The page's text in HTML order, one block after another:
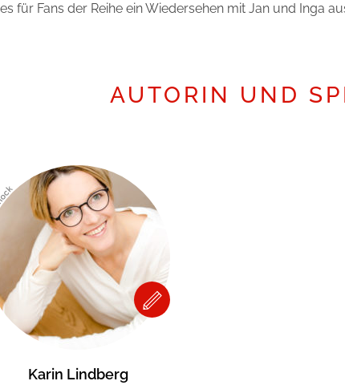
für Fans der Reihe ein Wiedersehen mit Jan und Inga
AUTORIN UND
Karin Lindberg